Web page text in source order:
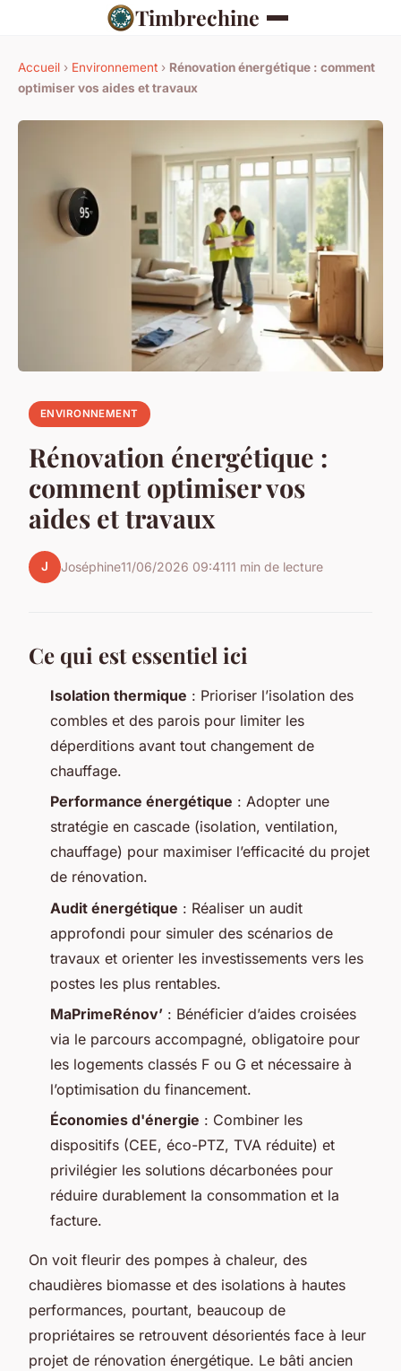
Timbrechine
Accueil › Environnement › Rénovation énergétique : comment
optimiser vos aides et travaux
ENVIRONNEMENT
Rénovation énergétique :
comment optimiser vos
aides et travaux
J Joséphine11/06/2026 09:4111 min de lecture
Ce qui est essentiel ici
Isolation thermique : Prioriser l’isolation des
combles et des parois pour limiter les
déperditions avant tout changement de
chauffage.
Performance énergétique : Adopter une
stratégie en cascade (isolation, ventilation,
chauffage) pour maximiser l’efficacité du projet
de rénovation.
Audit énergétique : Réaliser un audit
approfondi pour simuler des scénarios de
travaux et orienter les investissements vers les
postes les plus rentables.
MaPrimeRénov’ : Bénéficier d’aides croisées
via le parcours accompagné, obligatoire pour
les logements classés F ou G et nécessaire à
l’optimisation du financement.
Économies d'énergie : Combiner les
dispositifs (CEE, éco-PTZ, TVA réduite) et
privilégier les solutions décarbonées pour
réduire durablement la consommation et la
facture.
On voit fleurir des pompes à chaleur, des
chaudières biomasse et des isolations à hautes
performances, pourtant, beaucoup de
propriétaires se retrouvent désorientés face à leur
projet de rénovation énergétique. Le bâti ancien